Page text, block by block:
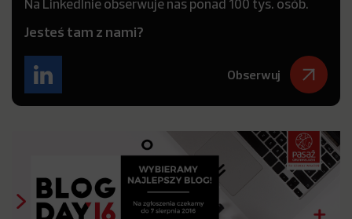
Na LinkedInie obserwuje nas ponad 100 tys. osób.
Jesteś tam z nami?
Obserwuj